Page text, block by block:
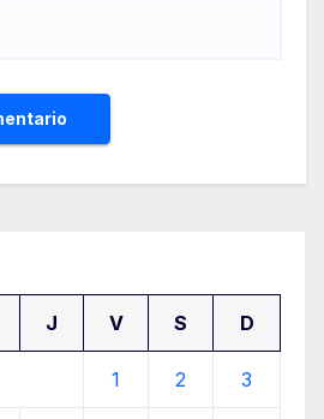
J V S D
1 2 3